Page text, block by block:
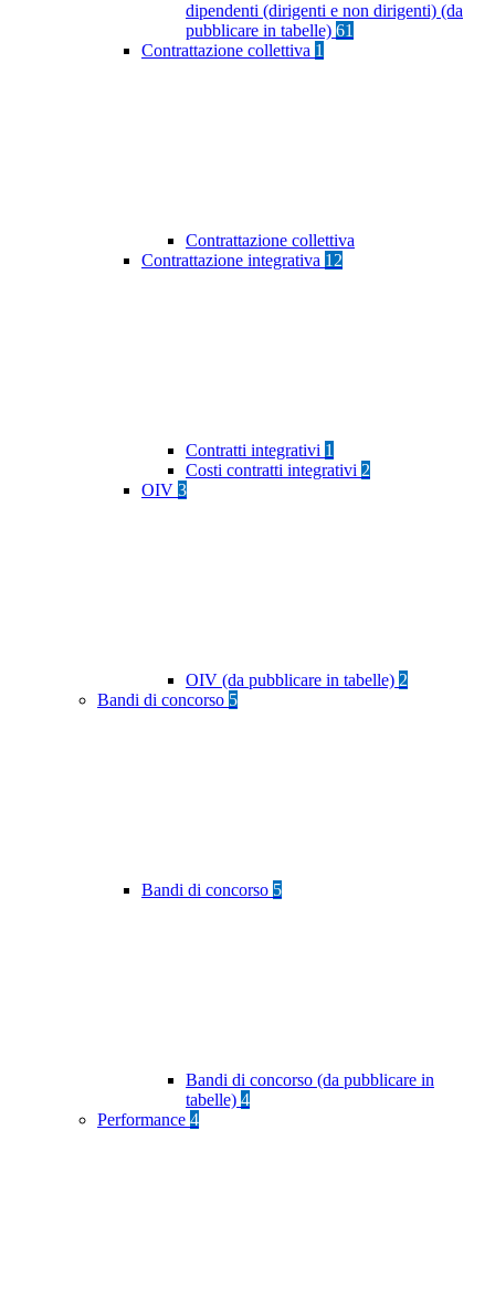
dipendenti (dirigenti e non dirigenti) (da
pubblicare in tabelle) 61
Contrattazione collettiva 1
Contrattazione collettiva
Contrattazione integrativa 12
Contratti integrativi 1
Costi contratti integrativi 2
OIV 3
OIV (da pubblicare in tabelle) 2
Bandi di concorso 5
Bandi di concorso 5
Bandi di concorso (da pubblicare in
tabelle) 4
Performance 4